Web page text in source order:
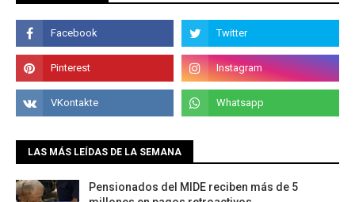
LAS MÁS LEÍDAS DE LA SEMANA
Pensionados del MIDE reciben más de 5